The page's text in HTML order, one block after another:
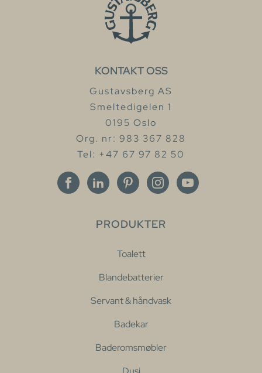
KONTAKT OSS
Gustavsberg AS
Smeltedigelen 1
0195 Oslo
Org. nr: 983 367 828
Tel: +47 67 97 82 50
PRODUKTER
Toalett
Blandebatterier
Servant & håndvask
Badekar
Baderomsmøbler